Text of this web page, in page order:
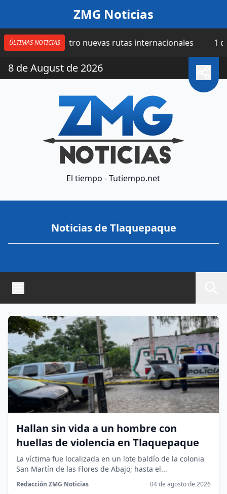
ZMG Noticias
ÚLTIMAS NOTICIAS
cuatro nuevas rutas internacionales 1 día |
8 de August de 2026
El tiempo - Tutiempo.net
Noticias de Tlaquepaque
Hallan sin vida a un hombre con
huellas de violencia en Tlaquepaque
La víctima fue localizada en un lote baldío de la colonia
San Martín de las Flores de Abajo; hasta el...
Redacción ZMG Noticias 04 de agosto de 2026